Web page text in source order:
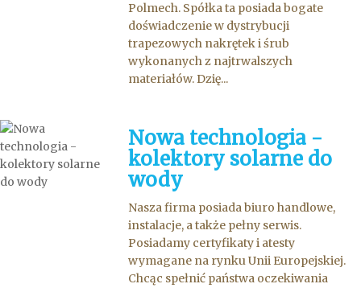
Polmech. Spółka ta posiada bogate
doświadczenie w dystrybucji
trapezowych nakrętek i śrub
wykonanych z najtrwalszych
materiałów. Dzię...
Nowa technologia -
kolektory solarne do
wody
Nasza firma posiada biuro handlowe,
instalacje, a także pełny serwis.
Posiadamy certyfikaty i atesty
wymagane na rynku Unii Europejskiej.
Chcąc spełnić państwa oczekiwania